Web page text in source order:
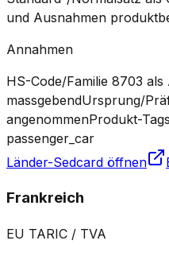
und Ausnahmen
Annahmen
HS-Code/Familie 8703
massgebendUrsprung/
angenommenProdukt-
passenger_car
Länder-Sedcard öffnen
Frankreich
EU TARIC / TVA